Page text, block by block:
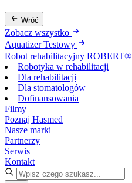
Wróć
Zobacz wszystko
Aquatizer Testowy
Robot rehabilitacyjny ROBERT®
Robotyka w rehabilitacji
Dla rehabilitacji
Dla stomatologów
Dofinansowania
Filmy
Poznaj Hasmed
Nasze marki
Partnerzy
Serwis
Kontakt